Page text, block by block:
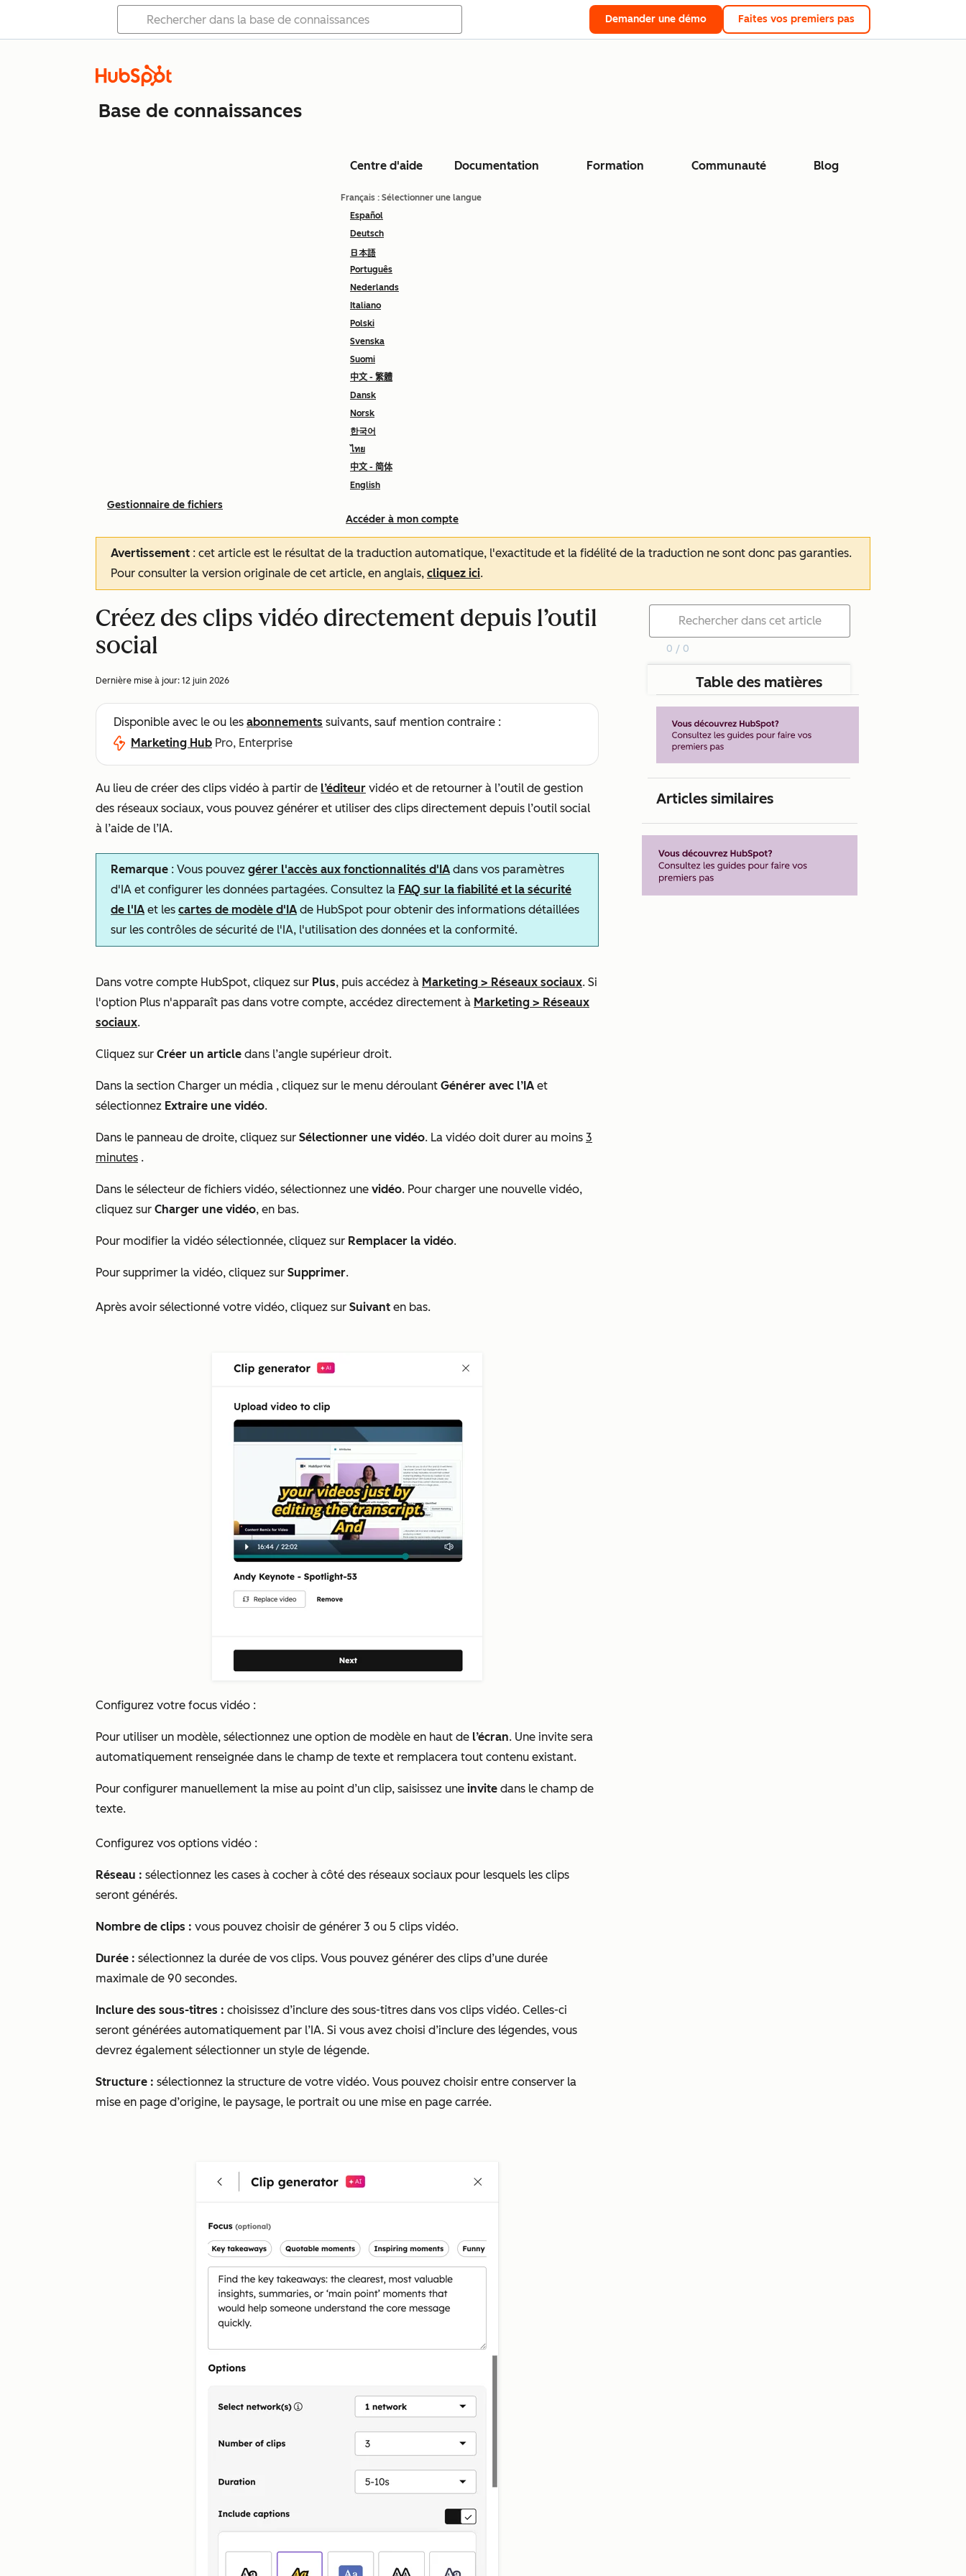
Demander une démo Faites vos premiers pas
Base de connaissances
Centre d'aide Documentation Formation Communauté Blog
Français : Sélectionner une langue
Español
Deutsch
日本語
Português
Nederlands
Italiano
Polski
Svenska
Suomi
中文 - 繁體
Dansk
Norsk
한국어
ไทย
中文 - 简体
English
Accéder à mon compte
Gestionnaire de fichiers
Avertissement : cet article est le résultat de la traduction automatique, l'exactitude et la fidélité de la traduction ne sont donc pas garanties.
Pour consulter la version originale de cet article, en anglais, cliquez ici.
Créez des clips vidéo directement depuis l’outil
social
Dernière mise à jour: 12 juin 2026
Disponible avec le ou les abonnements suivants, sauf mention contraire :
Marketing Hub Pro, Enterprise
Au lieu de créer des clips vidéo à partir de l’éditeur vidéo et de retourner à l’outil de gestion
des réseaux sociaux, vous pouvez générer et utiliser des clips directement depuis l’outil social
à l’aide de l’IA.
Remarque : Vous pouvez gérer l'accès aux fonctionnalités d'IA dans vos paramètres
d'IA et configurer les données partagées. Consultez la FAQ sur la fiabilité et la sécurité
de l'IA et les cartes de modèle d'IA de HubSpot pour obtenir des informations détaillées
sur les contrôles de sécurité de l'IA, l'utilisation des données et la conformité.
Dans votre compte HubSpot, cliquez sur Plus, puis accédez à Marketing > Réseaux sociaux. Si
l'option Plus n'apparaît pas dans votre compte, accédez directement à Marketing > Réseaux
sociaux.
Cliquez sur Créer un article dans l’angle supérieur droit.
Dans la section Charger un média , cliquez sur le menu déroulant Générer avec l’IA et
sélectionnez Extraire une vidéo.
Dans le panneau de droite, cliquez sur Sélectionner une vidéo. La vidéo doit durer au moins 3
minutes .
Dans le sélecteur de fichiers vidéo, sélectionnez une vidéo. Pour charger une nouvelle vidéo,
cliquez sur Charger une vidéo, en bas.
Pour modifier la vidéo sélectionnée, cliquez sur Remplacer la vidéo.
Pour supprimer la vidéo, cliquez sur Supprimer.
Après avoir sélectionné votre vidéo, cliquez sur Suivant en bas.
Configurez votre focus vidéo :
Pour utiliser un modèle, sélectionnez une option de modèle en haut de l’écran. Une invite sera
automatiquement renseignée dans le champ de texte et remplacera tout contenu existant.
Pour configurer manuellement la mise au point d’un clip, saisissez une invite dans le champ de
texte.
Configurez vos options vidéo :
Réseau : sélectionnez les cases à cocher à côté des réseaux sociaux pour lesquels les clips
seront générés.
Nombre de clips : vous pouvez choisir de générer 3 ou 5 clips vidéo.
Durée : sélectionnez la durée de vos clips. Vous pouvez générer des clips d’une durée
maximale de 90 secondes.
Inclure des sous-titres : choisissez d’inclure des sous-titres dans vos clips vidéo. Celles-ci
seront générées automatiquement par l’IA. Si vous avez choisi d’inclure des légendes, vous
devrez également sélectionner un style de légende.
Structure : sélectionnez la structure de votre vidéo. Vous pouvez choisir entre conserver la
mise en page d’origine, le paysage, le portrait ou une mise en page carrée.
0 / 0
Table des matières
Articles similaires